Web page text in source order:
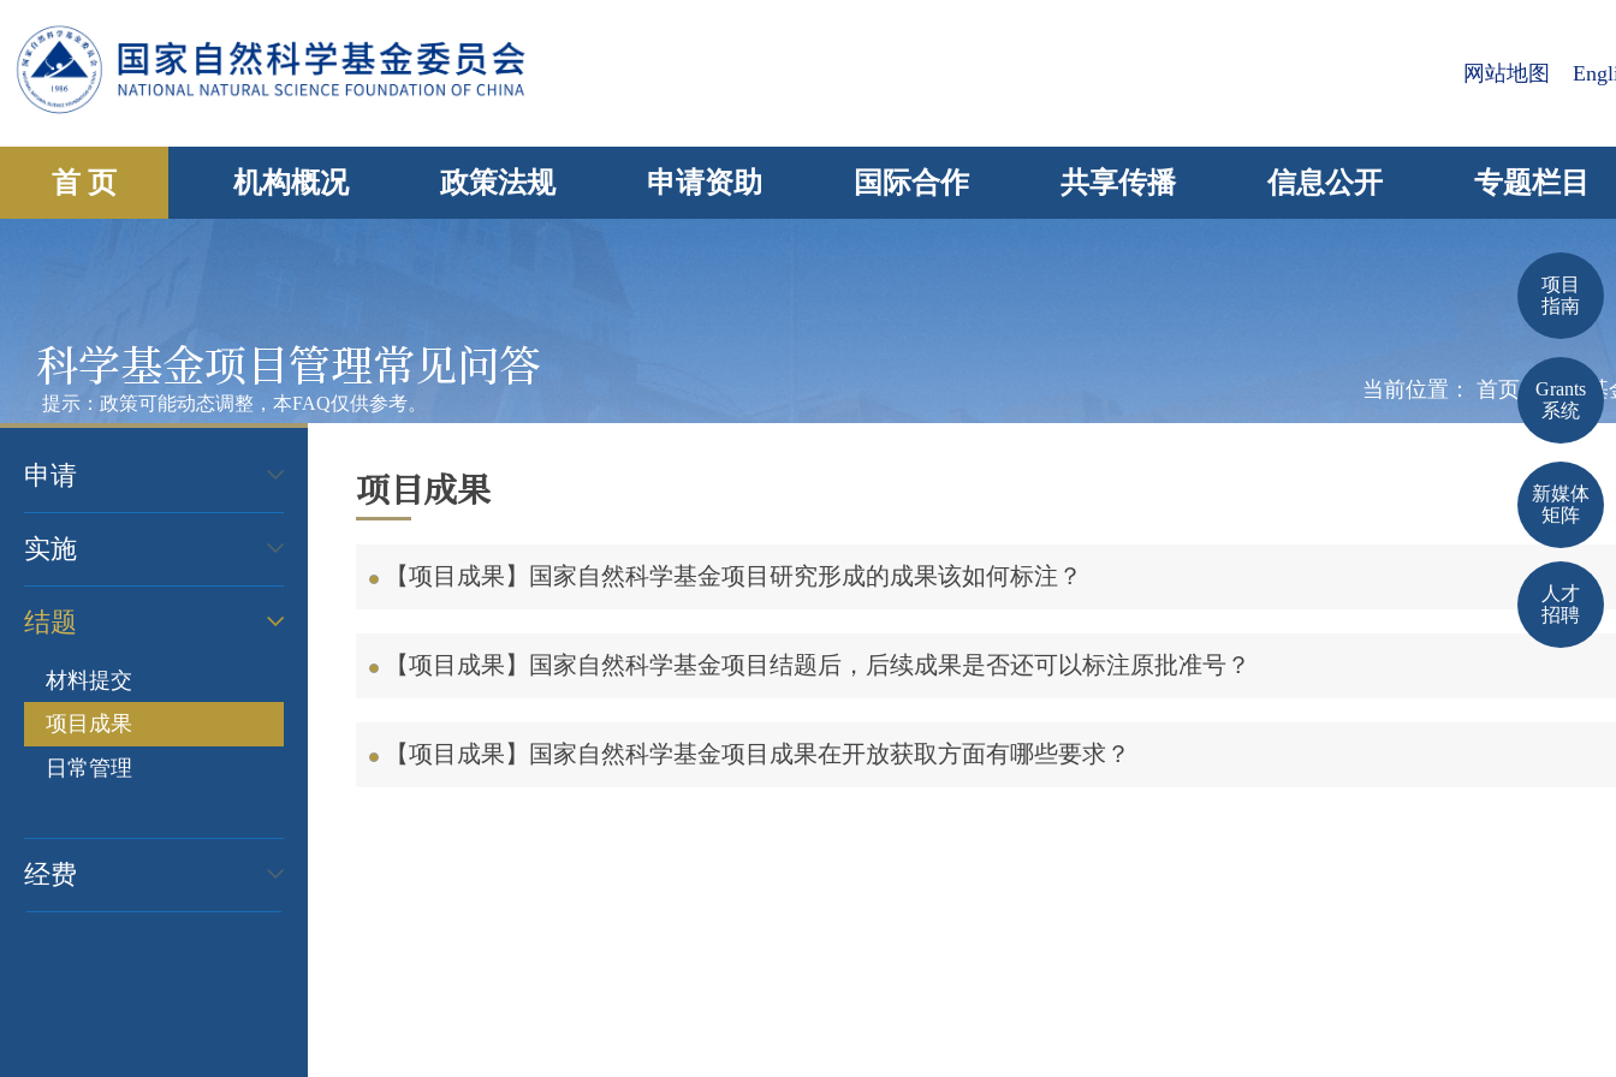
网站地图
首 页 机构概况 政策法规 申请资助 国际合作 共享传播 信息公开 专题栏目
科学基金项目管理常见问答
提示：政策可能动态调整，本FAQ仅供参考。
当前位置： 首页> 科学基
申请
实施
结题
材料提交
项目成果
日常管理
经费
项目成果
【项目成果】国家自然科学基金项目研究形成的成果该如何标注？
【项目成果】国家自然科学基金项目结题后，后续成果是否还可以标注原批准号？
【项目成果】国家自然科学基金项目成果在开放获取方面有哪些要求？
项目
指南
Grants
系统
新媒体
矩阵
人才
招聘